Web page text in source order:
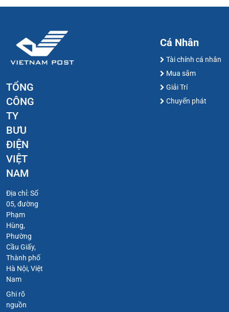
TỔNG
CÔNG
TY
BƯU
ĐIỆN
VIỆT
NAM
Địa chỉ: Số
05, đường
Phạm
Hùng,
Phường
Cầu Giấy,
Thành phố
Hà Nội, Việt
Nam
Ghi rõ
nguồn
Cá Nhân
Tài chính cá nhân
Mua sắm
Giải Trí
Chuyển phát